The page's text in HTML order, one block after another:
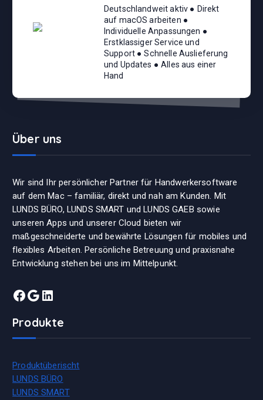
Deutschlandweit aktiv ● Direkt
auf macOS arbeiten ●
Individuelle Anpassungen ●
Erstklassiger Service und
Support ● Schnelle Auslieferung
und Updates ● Alles aus einer
Hand
Über uns
Wir sind Ihr persönlicher Partner für Handwerkersoftware
auf dem Mac – familiär, direkt und nah am Kunden. Mit
LUNDS BÜRO, LUNDS SMART und LUNDS GAEB sowie
unseren Apps und unserer Cloud bieten wir
maßgeschneiderte und bewährte Lösungen für mobiles und
flexibles Arbeiten. Persönliche Betreuung und praxisnahe
Entwicklung stehen bei uns im Mittelpunkt.
Facebook Google LinkedIn
Produkte
Produktüberischt
LUNDS BÜRO
LUNDS SMART